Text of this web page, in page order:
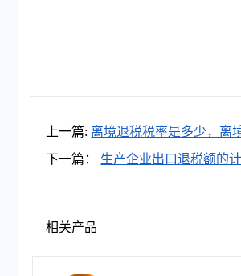
上一篇: 离境退税税率是多少，离
算？
下一篇：
生产企业出口退税额的
相关产品